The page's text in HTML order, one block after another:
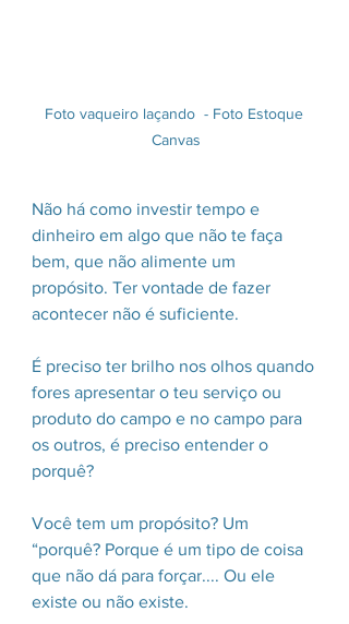
Foto vaqueiro laçando  - Foto Estoque
Canvas
Não há como investir tempo e
dinheiro em algo que não te faça
bem, que não alimente um
propósito. Ter vontade de fazer
acontecer não é suficiente.
É preciso ter brilho nos olhos quando
fores apresentar o teu serviço ou
produto do campo e no campo para
os outros, é preciso entender o
porquê?
Você tem um propósito? Um
“porquê? Porque é um tipo de coisa
que não dá para forçar.... Ou ele
existe ou não existe.